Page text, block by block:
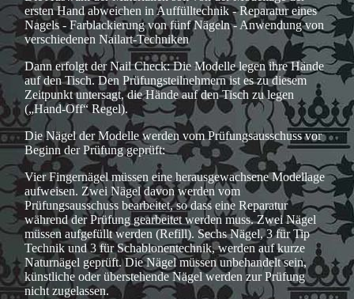
ersten Hand abweichen in Auffülltechnik - Reparatur eines
Nagels - Farblackierung von fünf Nägeln - Anwendung von
verschiedenen Nailart-Techniken
Dann erfolgt der Nail Check: Die Modelle legen ihre Hände
auf den Tisch. Den Prüfungsteilnehmern ist es zu diesem
Zeitpunkt untersagt, die Hände auf den Tisch zu legen
(„Hand-Off“ Regel).
Die Nägel der Modelle werden vom Prüfungsausschuss vor
Beginn der Prüfung geprüft:
Vier Fingernägel müssen eine herausgewachsene Modellage
aufweisen. Zwei Nägel davon werden vom
Prüfungsausschuss bearbeitet, so dass eine Reparatur
während der Prüfung gearbeitet werden muss. Zwei Nägel
müssen aufgefüllt werden (Refill). Sechs Nägel, 3 für Tip
Technik und 3 für Schablonentechnik, werden auf kurze
Naturnägel geprüft. Die Nägel müssen unbehandelt sein,
künstliche oder überstehende Nägel werden zur Prüfung
nicht zugelassen.